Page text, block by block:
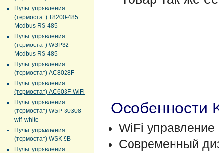
Пульт управления
(термостат) T8200-485
Modbus RS-485
Пульт управления
(термостат) WSP32-
Modbus RS-485
Пульт управления
(термостат) AC8028F
Пульт управления
(термостат) AC603F-WiFi
Пульт управления
(термостат) WSP-30308-
wifi white
Пульт управления
(термостат) WSK 9B
Пульт управления
Особенности
WiFi
Современный